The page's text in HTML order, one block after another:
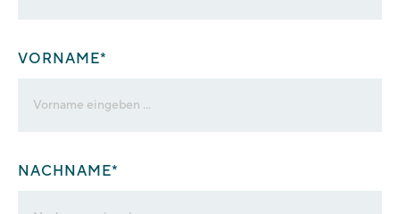
VORNAME*
NACHNAME*